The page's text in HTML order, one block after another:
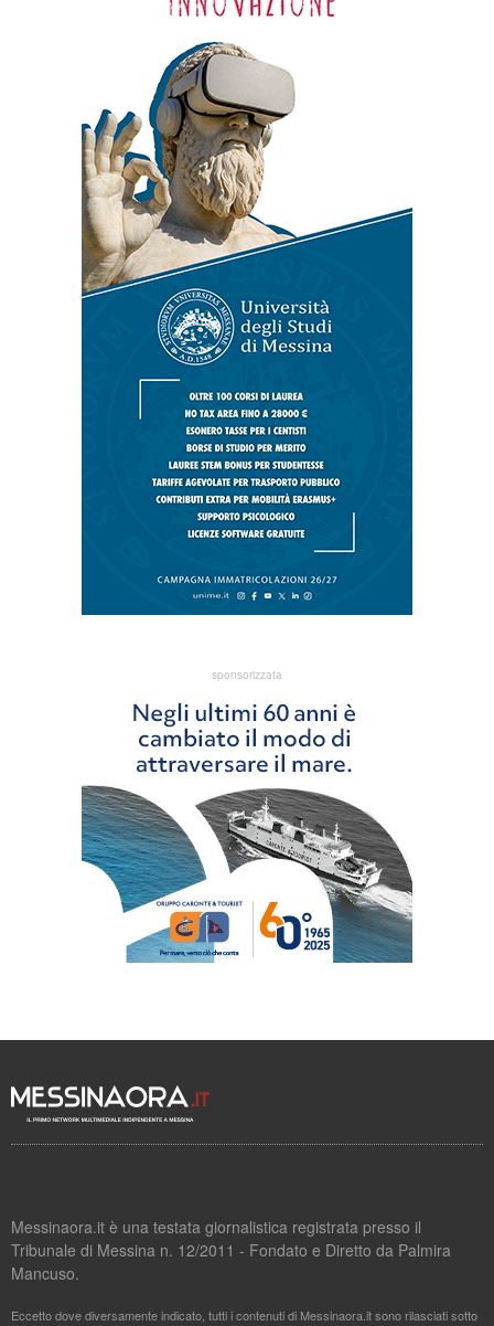
sponsorizzata
Messinaora.it è una testata giornalistica registrata presso il
Tribunale di Messina n. 12/2011 - Fondato e Diretto da Palmira
Mancuso.
Eccetto dove diversamente indicato, tutti i contenuti di Messinaora.it sono rilasciati sotto